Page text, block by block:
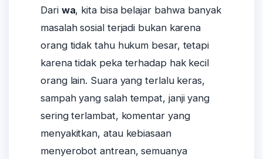
Dari wa, kita bisa belajar bahwa banyak
masalah sosial terjadi bukan karena
orang tidak tahu hukum besar, tetapi
karena tidak peka terhadap hak kecil
orang lain. Suara yang terlalu keras,
sampah yang salah tempat, janji yang
sering terlambat, komentar yang
menyakitkan, atau kebiasaan
menyerobot antrean, semuanya